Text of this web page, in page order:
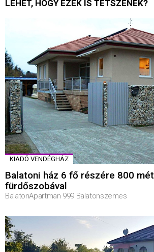
LEHET, HOGY EZEK IS TETSZENEK?
KIADÓ VENDÉGHÁZ
Balatoni ház 6 fő részére 800
fürdőszobával
BalatonApartman 999 Balatonszemes